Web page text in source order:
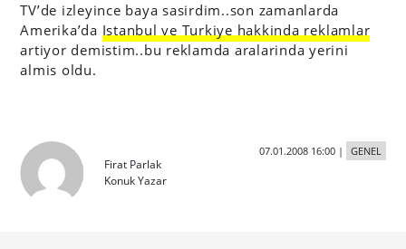
TV’de izleyince baya sasirdim..son zamanlarda
Amerika’da Istanbul ve Turkiye hakkinda reklamlar
artiyor demistim..bu reklamda aralarinda yerini
almis oldu.
Firat Parlak
Konuk Yazar
07.01.2008 16:00| GENEL